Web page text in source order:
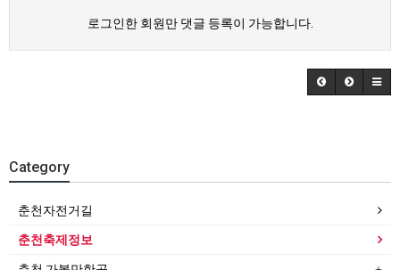
로그인한 회원만 댓글 등록이 가능합니다.
Category
춘천자전거길
춘천축제정보